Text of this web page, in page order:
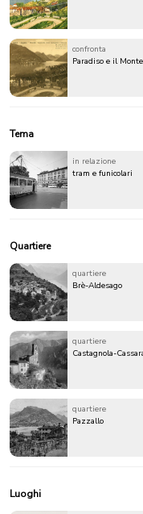
confronta
Paradiso e il
Tema
in relazione
tram e funicolari
Quartiere
quartiere
Brè-Aldesago
quartiere
Castagnola-
quartiere
Pazzallo
Luoghi